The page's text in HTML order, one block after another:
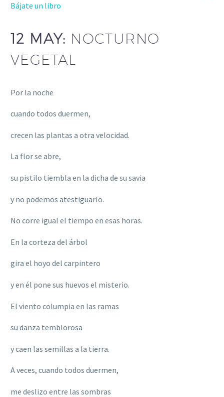
Bájate un libro
12 MAY: NOCTURNO
VEGETAL
Por la noche
cuando todos duermen,
crecen las plantas a otra velocidad.
La flor se abre,
su pistilo tiembla en la dicha de su savia
y no podemos atestiguarlo.
No corre igual el tiempo en esas horas.
En la corteza del árbol
gira el hoyo del carpintero
y en él pone sus huevos el misterio.
El viento columpia en las ramas
su danza temblorosa
y caen las semillas a la tierra.
A veces, cuando todos duermen,
me deslizo entre las sombras